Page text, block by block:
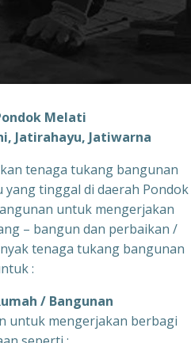
Melati
Jatirahayu, Jatiwarna
tenaga tukang bangunan
tinggal di daerah Pondok
untuk mengerjakan
– bangun dan perbaikan /
tenaga tukang bangunan
:
/ Bangunan
untuk mengerjakan berbagi